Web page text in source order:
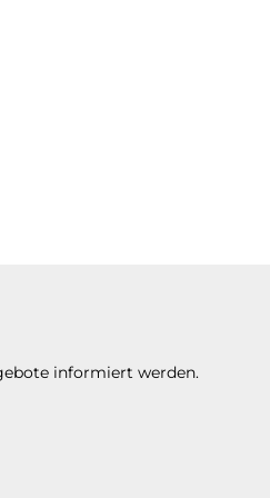
informiert werden.